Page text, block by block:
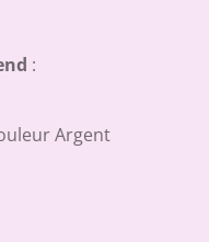
:
Argent